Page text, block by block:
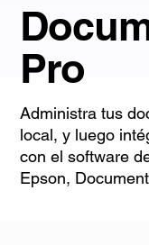
Pro
Administra tus
local, y luego
con el software
Epson,